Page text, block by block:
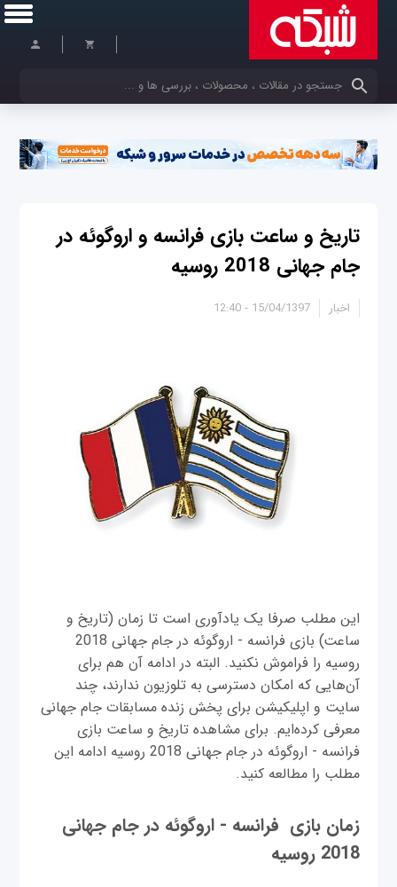
کلمات کلیدی خود را وارد کنید
تاریخ و ساعت بازی فرانسه و اروگوئه در
جام جهانی 2018 روسیه
15/04/1397 - 12:40 اخبار
این مطلب صرفا یک یادآوری است تا زمان (تاریخ و
ساعت) بازی فرانسه - اروگوئه در جام جهانی 2018
روسیه را فراموش نکنید. البته در ادامه آن هم برای
آن‌هایی که امکان دسترسی به تلوزیون ندارند، چند
سایت و اپلیکیشن برای پخش زنده مسابقات جام جهانی
معرفی کرده‌ایم. برای مشاهده تاریخ و ساعت بازی
فرانسه - اروگوئه در جام جهانی 2018 روسیه ادامه این
مطلب را مطالعه کنید.
زمان بازی‌ فرانسه - اروگوئه در جام جهانی
2018 روسیه